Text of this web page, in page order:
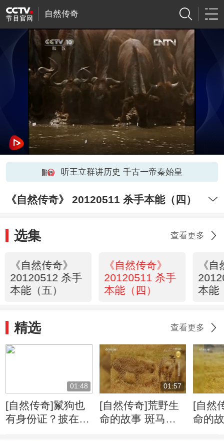
自然传奇
听王立群讲历史 千古一帝秦始皇
《自然传奇》 20120511 杀手本能（四）
选集 查看更多
《自然传奇》
20120512 杀手
本能（五）
《自然传奇》
20120511 杀手
本能（四）
《
本能
精选 查看更多
01:48
[自然传奇]鬣狗也
有身份证？披在身
01:57
[自然传奇]荒野生
命的故事 斑马牛
[自然
命的